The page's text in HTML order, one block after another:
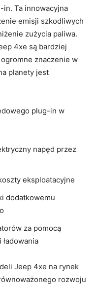
in. Ta innowacyjna‍
emisji ⁢szkodliwych
zużycia ​paliwa.
4xe⁤ są ​bardziej
znaczenie w
planety jest
plug-in w
napęd ⁢przez
eksploatacyjne
dodatkowemu
‍za pomocą
Jeep 4xe ​na⁢ rynek
rozwoju​